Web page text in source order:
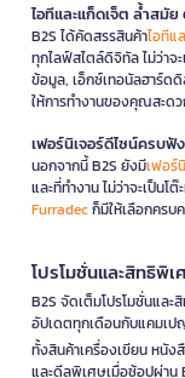
ไอทีและแก็ดเจ็ต ล้ำสมั
B2S ได้คัดสรรสินค้าไอทีแ
ทุกไลฟ์สไตล์ดิจิทัล ไม่ว่าจ
ข้อมูล, เอ็กซ์เทอนัลฮาร์ด
ให้การทำงานของคุณสะด
เฟอร์นิเจอร์ดีไซน์ครบฟั
นอกจากนี้ B2S ยังมีเฟอร์
และที่ทำงาน ไม่ว่าจะเป็นโ
Furradecก็มีให้เลือกครบ
โปรโมชั่นและสิทธิพิเ
B2S จัดเต็มโปรโมชั่นแล
อัปเดตทุกเดือนกับแคมเป
ทั้งสินค้าเครื่องเขียน หนั
และดีลพิเศษเมื่อช้อปผ่าน